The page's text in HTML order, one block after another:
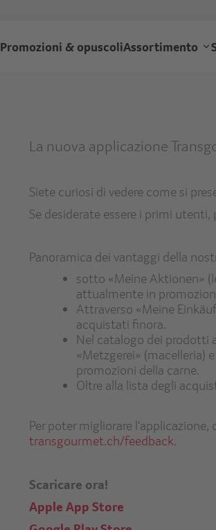
principale
Transgourmet
Promozioni & opuscoliAssortimento
La nuova applicazione
Siete curiosi di vedere come si
Se desiderate essere i primi
Panoramica dei vantaggi della
sotto «Meine Aktionen»
attualmente in
Attraverso «Meine
acquistati finora.
Nel catalogo dei prodotti
«Metzgerei» (macelleria)
promozioni della carne.
Oltre alla lista degli
Per poter migliorare
transgourmet.ch/feedback.
Scaricare ora!
Apple App Store